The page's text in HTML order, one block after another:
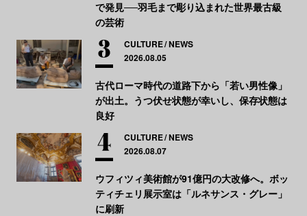
で発見──羽毛まで彫り込まれた世界最古級
の芸術
CULTURE NEWS
2026.08.05
古代ローマ時代の道路下から「若い男性像」
が出土。うつ伏せ状態が幸いし、保存状態は
良好
CULTURE NEWS
2026.08.07
ウフィツィ美術館が91億円の大改修へ。ボッ
ティチェリ展示室は「ルネサンス・グレー」
に刷新